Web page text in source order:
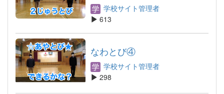
学校サイト管理者
613
なわとび④
学校サイト管理者
298